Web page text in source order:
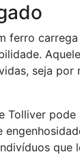
ferro
seja
Tolliver
que